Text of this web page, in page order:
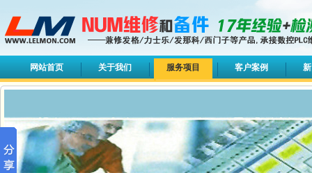
网站首页 关于我们 服务项目 客户案例